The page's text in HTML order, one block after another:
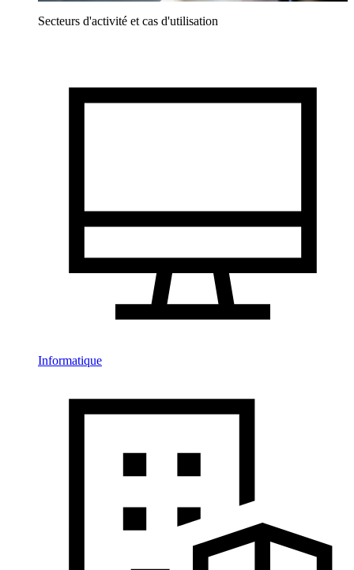
Secteurs d'activité et cas d'utilisation
Informatique